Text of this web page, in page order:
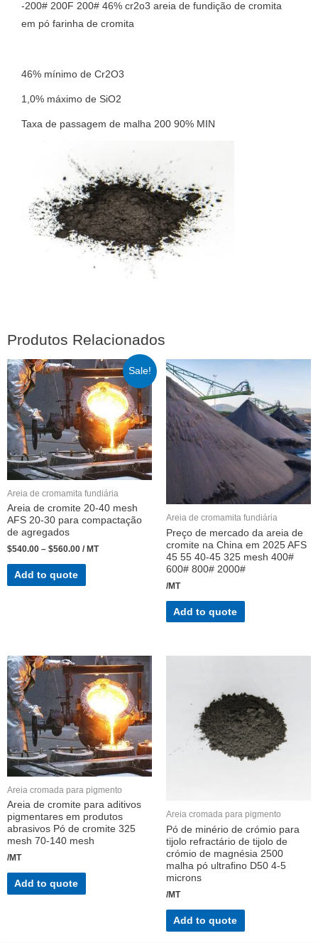
-200# 200F 200# 46% cr2o3 areia de fundição de cromita
em pó farinha de cromita
46% mínimo de Cr2O3
1,0% máximo de SiO2
Taxa de passagem de malha 200 90% MIN
Produtos Relacionados
Sale!
Areia de cromamita fundiária
Areia de cromite 20-40 mesh
AFS 20-30 para compactação
de agregados
$540.00 – $560.00 / MT
Add to quote
Areia de cromamita fundiária
Preço de mercado da areia de
cromite na China em 2025 AFS
45 55 40-45 325 mesh 400#
600# 800# 2000#
/MT
Add to quote
Areia cromada para pigmento
Areia de cromite para aditivos
pigmentares em produtos
abrasivos Pó de cromite 325
mesh 70-140 mesh
/MT
Add to quote
Areia cromada para pigmento
Pó de minério de crómio para
tijolo refractário de tijolo de
crómio de magnésia 2500
malha pó ultrafino D50 4-5
microns
/MT
Add to quote